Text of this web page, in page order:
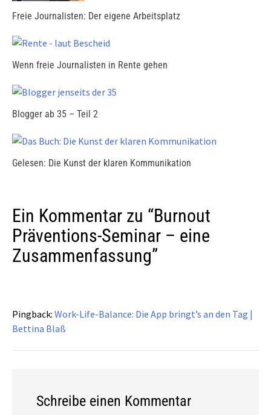
Freie Journalisten: Der eigene Arbeitsplatz
Wenn freie Journalisten in Rente gehen
Blogger ab 35 – Teil 2
Gelesen: Die Kunst der klaren Kommunikation
Ein Kommentar zu “Burnout
Präventions-Seminar – eine
Zusammenfassung”
Pingback: Work-Life-Balance: Die App bringt’s an den Tag |
Bettina Blaß
Schreibe einen Kommentar